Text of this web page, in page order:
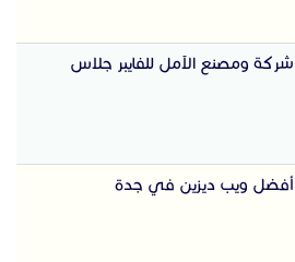
شركة ومصنع الآمل للفايبر جلاس
أفضل ويب ديزين في جدة